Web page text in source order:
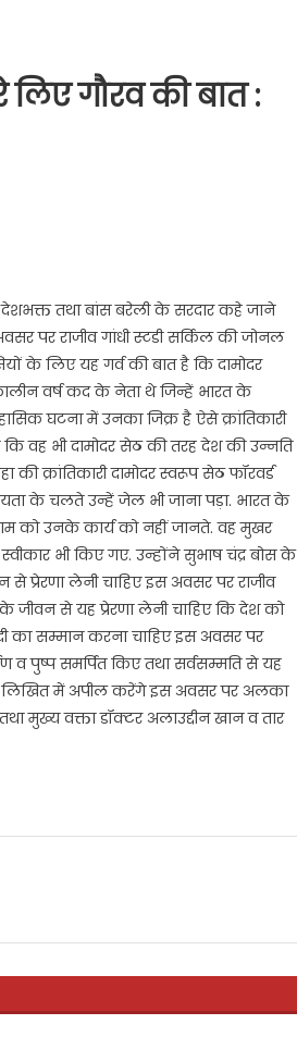
गौरव की बात :
देशभक्त तथा बांस बरेली के सरदार कहे जाने
पर राजीव गांधी स्टडी सर्किल की जोनल
के लिए यह गर्व की बात है कि दामोदर
वर्ष कद के नेता थे जिन्हें भारत के
घटना में उनका जिक्र है ऐसे क्रांतिकारी
वह भी दामोदर सेठ की तरह देश की उन्नति
की क्रांतिकारी दामोदर स्वरूप सेठ फॉरवर्ड
के चलते उन्हें जेल भी जाना पड़ा. भारत के
को उनके कार्य को नहीं जानते. वह मुखर
भी किए गए. उन्होंने सुभाष चंद्र बोस के
प्रेरणा लेनी चाहिए इस अवसर पर राजीव
के जीवन से यह प्रेरणा लेनी चाहिए कि देश को
का सम्मान करना चाहिए इस अवसर पर
व पुष्प समर्पित किए तथा सर्वसम्मति से यह
लिखित में अपील करेंगे इस अवसर पर अलका
मुख्य वक्ता डॉक्टर अलाउद्दीन खान व तार